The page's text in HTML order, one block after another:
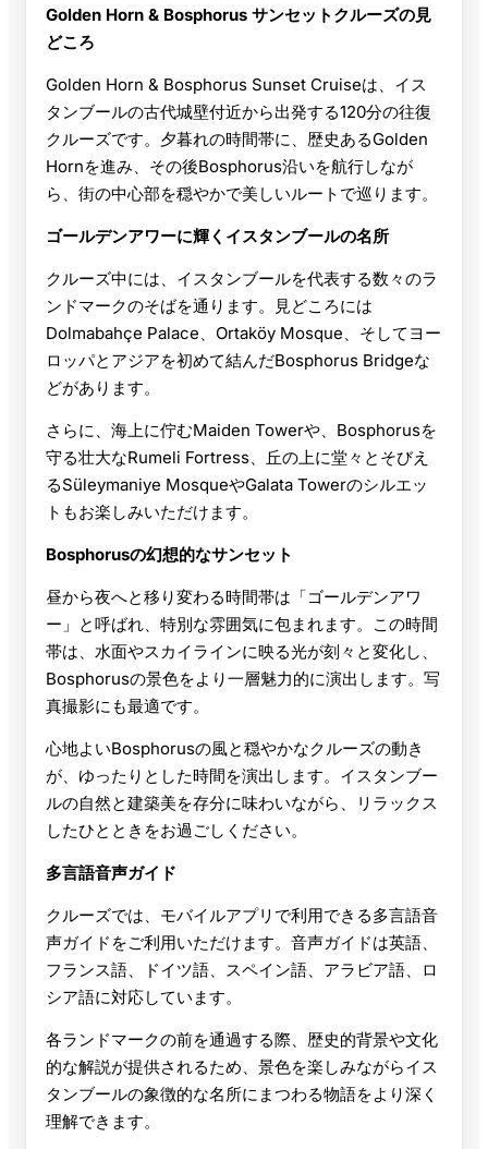
Golden Horn & Bosphorus サンセットクルーズの見
どころ
Golden Horn & Bosphorus Sunset Cruiseは、イス
タンブールの古代城壁付近から出発する120分の往復
クルーズです。夕暮れの時間帯に、歴史あるGolden
Hornを進み、その後Bosphorus沿いを航行しなが
ら、街の中心部を穏やかで美しいルートで巡ります。
ゴールデンアワーに輝くイスタンブールの名所
クルーズ中には、イスタンブールを代表する数々のラ
ンドマークのそばを通ります。見どころには
Dolmabahçe Palace、Ortaköy Mosque、そしてヨー
ロッパとアジアを初めて結んだBosphorus Bridgeな
どがあります。
さらに、海上に佇むMaiden Towerや、Bosphorusを
守る壮大なRumeli Fortress、丘の上に堂々とそびえ
るSüleymaniye MosqueやGalata Towerのシルエッ
トもお楽しみいただけます。
Bosphorusの幻想的なサンセット
昼から夜へと移り変わる時間帯は「ゴールデンアワ
ー」と呼ばれ、特別な雰囲気に包まれます。この時間
帯は、水面やスカイラインに映る光が刻々と変化し、
Bosphorusの景色をより一層魅力的に演出します。写
真撮影にも最適です。
心地よいBosphorusの風と穏やかなクルーズの動き
が、ゆったりとした時間を演出します。イスタンブー
ルの自然と建築美を存分に味わいながら、リラックス
したひとときをお過ごしください。
多言語音声ガイド
クルーズでは、モバイルアプリで利用できる多言語音
声ガイドをご利用いただけます。音声ガイドは英語、
フランス語、ドイツ語、スペイン語、アラビア語、ロ
シア語に対応しています。
各ランドマークの前を通過する際、歴史的背景や文化
的な解説が提供されるため、景色を楽しみながらイス
タンブールの象徴的な名所にまつわる物語をより深く
理解できます。